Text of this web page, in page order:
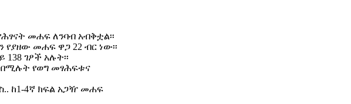
መሐፍ ለንባብ አብቅቷል፡፡
የያዘው መሐፍ ዋጋ 22 ብር ነው፡፡
ገፆች አሉት፡፡
የወግ መፃሕፍቱና
ከ1-4ኛ ክፍል አጋዥ መሐፍ